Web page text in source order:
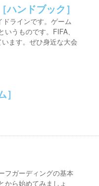
ンドブック］
ラインです。ゲーム
うものです。FIFA、
ます。ぜひ身近な大会
フガーディングの基本
から始めてみましょ